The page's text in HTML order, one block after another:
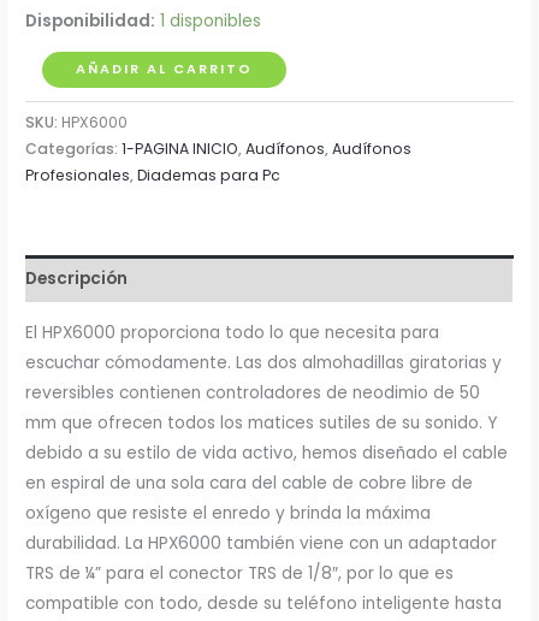
Disponibilidad: 1 disponibles
Audífonos
para
Estudio
Behringer
HPX6000
AÑADIR AL CARRITO
SKU: HPX6000
Categorías:1-PAGINA INICIO,Audífonos,Audífonos
Profesionales,Diademas para Pc
Descripción
El HPX6000 proporciona todo lo que necesita para
escuchar cómodamente. Las dos almohadillas giratorias y
reversibles contienen controladores de neodimio de 50
mm que ofrecen todos los matices sutiles de su sonido. Y
debido a su estilo de vida activo, hemos diseñado el cable
en espiral de una sola cara del cable de cobre libre de
oxígeno que resiste el enredo y brinda la máxima
durabilidad. La HPX6000 también viene con un adaptador
TRS de ¼” para el conector TRS de 1/8″, por lo que es
compatible con todo, desde su teléfono inteligente hasta